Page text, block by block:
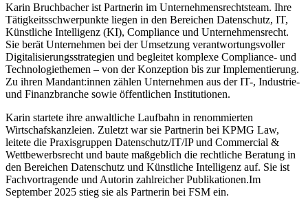
Karin Bruchbacher ist Partnerin im Unternehmensrechtsteam. Ihre
Tätigkeitsschwerpunkte liegen in den Bereichen Datenschutz, IT,
Künstliche Intelligenz (KI), Compliance und Unternehmensrecht.
Sie berät Unternehmen bei der Umsetzung verantwortungsvoller
Digitalisierungsstrategien und begleitet komplexe Compliance- und
Technologiethemen – von der Konzeption bis zur Implementierung.
Zu ihren Mandant:innen zählen Unternehmen aus der IT-, Industrie-
und Finanzbranche sowie öffentlichen Institutionen.
Karin startete ihre anwaltliche Laufbahn in renommierten
Wirtschafskanzleien. Zuletzt war sie Partnerin bei KPMG Law,
leitete die Praxisgruppen Datenschutz/IT/IP und Commercial &
Wettbewerbsrecht und baute maßgeblich die rechtliche Beratung in
den Bereichen Datenschutz und Künstliche Intelligenz auf. Sie ist
Fachvortragende und Autorin zahlreicher Publikationen.Im
September 2025 stieg sie als Partnerin bei FSM ein.